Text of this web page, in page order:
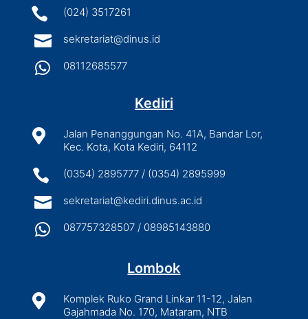
 (024) 3517261
 sekretariat@dinus.id
 08112685577
Kediri

Jalan Penanggungan No. 41A, Bandar Lor,
Kec. Kota, Kota Kediri, 64112
 (0354) 2895777 / (0354) 2895999
 sekretariat@kediri.dinus.ac.id
 087757328507 / 08985143880
Lombok

Komplek Ruko Grand Linkar 11-12, Jalan
Gajahmada No. 170, Mataram, NTB